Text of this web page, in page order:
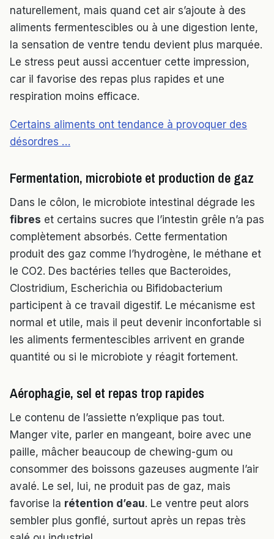
naturellement, mais quand cet air s’ajoute à des
aliments fermentescibles ou à une digestion lente,
la sensation de ventre tendu devient plus marquée.
Le stress peut aussi accentuer cette impression,
car il favorise des repas plus rapides et une
respiration moins efficace.
Certains aliments ont tendance à provoquer des
désordres …
Fermentation, microbiote et production de gaz
Dans le côlon, le microbiote intestinal dégrade les
fibres et certains sucres que l’intestin grêle n’a pas
complètement absorbés. Cette fermentation
produit des gaz comme l’hydrogène, le méthane et
le CO2. Des bactéries telles que Bacteroides,
Clostridium, Escherichia ou Bifidobacterium
participent à ce travail digestif. Le mécanisme est
normal et utile, mais il peut devenir inconfortable si
les aliments fermentescibles arrivent en grande
quantité ou si le microbiote y réagit fortement.
Aérophagie, sel et repas trop rapides
Le contenu de l’assiette n’explique pas tout.
Manger vite, parler en mangeant, boire avec une
paille, mâcher beaucoup de chewing-gum ou
consommer des boissons gazeuses augmente l’air
avalé. Le sel, lui, ne produit pas de gaz, mais
favorise la rétention d’eau. Le ventre peut alors
sembler plus gonflé, surtout après un repas très